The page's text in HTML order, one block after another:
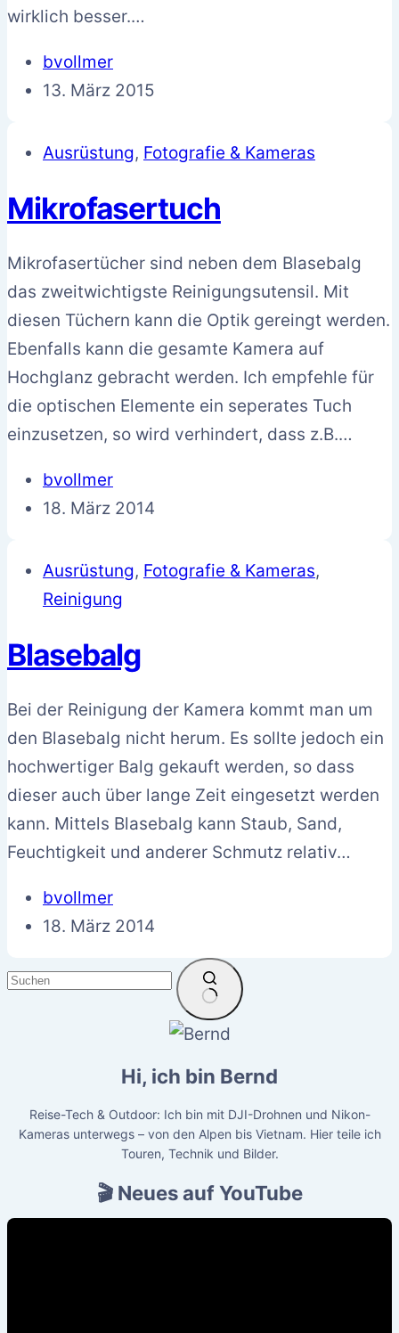
wirklich besser.…
bvollmer
13. März 2015
Ausrüstung, Fotografie & Kameras
Mikrofasertuch
Mikrofasertücher sind neben dem Blasebalg
das zweitwichtigste Reinigungsutensil. Mit
diesen Tüchern kann die Optik gereingt werden.
Ebenfalls kann die gesamte Kamera auf
Hochglanz gebracht werden. Ich empfehle für
die optischen Elemente ein seperates Tuch
einzusetzen, so wird verhindert, dass z.B.…
bvollmer
18. März 2014
Ausrüstung, Fotografie & Kameras,
Reinigung
Blasebalg
Bei der Reinigung der Kamera kommt man um
den Blasebalg nicht herum. Es sollte jedoch ein
hochwertiger Balg gekauft werden, so dass
dieser auch über lange Zeit eingesetzt werden
kann. Mittels Blasebalg kann Staub, Sand,
Feuchtigkeit und anderer Schmutz relativ…
bvollmer
18. März 2014
Hi, ich bin Bernd
Reise-Tech & Outdoor: Ich bin mit DJI-Drohnen und Nikon-
Kameras unterwegs – von den Alpen bis Vietnam. Hier teile ich
Touren, Technik und Bilder.
🎬 Neues auf YouTube